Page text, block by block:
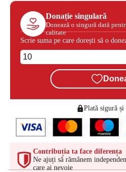
Donație singulară
Donează o singură dată
calitate
Scrie suma pe care dorești să o
Plată sigură și
Contribuția ta face diferența
Ne ajuți să rămânem
care ai nevoie